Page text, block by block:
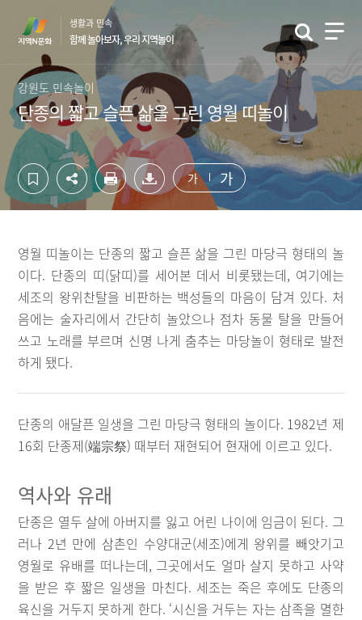
바
기
로
생활과 민속
함께 놀아보자, 우리 지역놀이
강원도 민속놀이
단종의 짧고 슬픈 삶을 그린 영월 띠놀이
가 가
영월 띠놀이는 단종의 짧고 슬픈 삶을 그린 마당극 형태의 놀
이다. 단종의 띠(닭띠)를 세어본 데서 비롯됐는데, 여기에는
세조의 왕위찬탈을 비판하는 백성들의 마음이 담겨 있다. 처
음에는 술자리에서 간단히 놀았으나 점차 동물 탈을 만들어
쓰고 노래를 부르며 신명 나게 춤추는 마당놀이 형태로 발전
하게 됐다.
단종의 애달픈 일생을 그린 마당극 형태의 놀이다. 1982년 제
16회 단종제(端宗祭) 때부터 재현되어 현재에 이르고 있다.
역사와 유래
단종은 열두 살에 아버지를 잃고 어린 나이에 임금이 된다. 그
러나 2년 만에 삼촌인 수양대군(세조)에게 왕위를 빼앗기고
영월로 유배를 떠나는데, 그곳에서도 얼마 살지 못하고 사약
을 받은 후 짧은 일생을 마친다. 세조는 죽은 후에도 단종의
육신을 거두지 못하게 한다. ‘시신을 거두는 자는 삼족을 멸한